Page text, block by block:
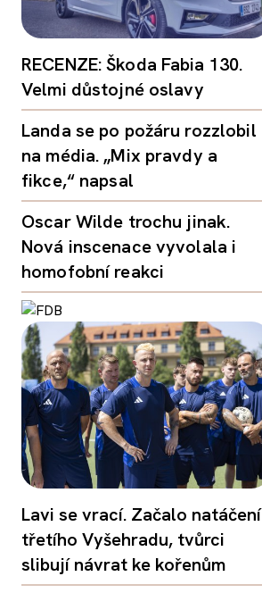
RECENZE: Škoda Fabia 130.
Velmi důstojné oslavy
Landa se po požáru rozzlobil
na média. „Mix pravdy a
fikce,“ napsal
Oscar Wilde trochu jinak.
Nová inscenace vyvolala i
homofobní reakci
Lavi se vrací. Začalo natáčení
třetího Vyšehradu, tvůrci
slibují návrat ke kořenům